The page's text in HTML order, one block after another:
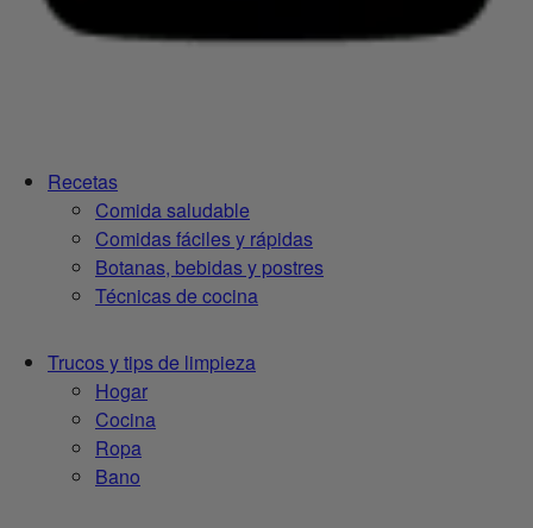
Recetas
Comida saludable
Comidas fáciles y rápidas
Botanas, bebidas y postres
Técnicas de cocina
Trucos y tips de limpieza
Hogar
Cocina
Ropa
Bano